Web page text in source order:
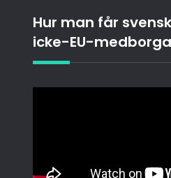
Hur man får
icke-EU-